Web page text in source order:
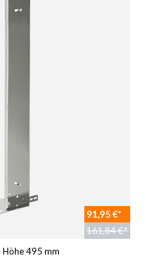
91,95 €*
161,84 €*
Höhe 495 mm